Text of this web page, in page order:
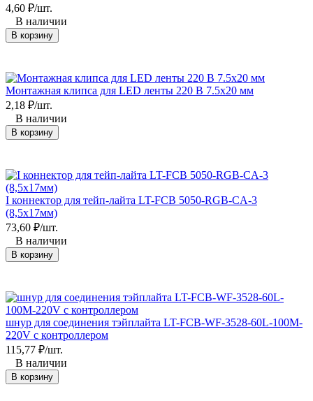
4,60 ₽/шт.
В наличии
В корзину
Монтажная клипса для LED ленты 220 В 7.5x20 мм
2,18 ₽/шт.
В наличии
В корзину
I коннектор для тейп-лайта LT-FCB 5050-RGB-CA-3
(8,5х17мм)
73,60 ₽/шт.
В наличии
В корзину
шнур для соединения тэйплайта LT-FCB-WF-3528-60L-100M-
220V с контроллером
115,77 ₽/шт.
В наличии
В корзину